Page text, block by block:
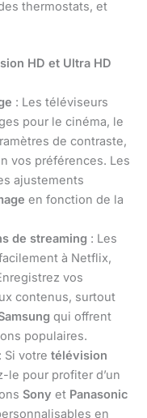
thermostats, et
HD et Ultra HD
: Les téléviseurs
pour le cinéma, le
de contraste,
vos préférences. Les
ajustements
en fonction de la
de streaming : Les
à Netflix,
vos
contenus, surtout
qui offrent
populaires.
: Si votre télévision
le pour profiter d’un
Sony et Panasonic
en